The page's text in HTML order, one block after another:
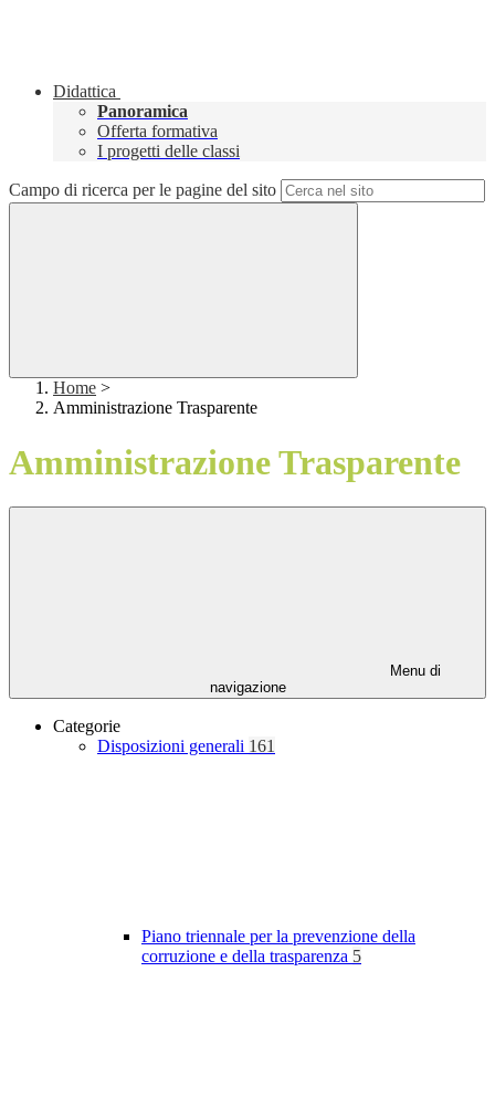
Didattica
Panoramica
Offerta formativa
I progetti delle classi
Campo di ricerca per le pagine del sito
Home >
Amministrazione Trasparente
Amministrazione Trasparente
Menu di
navigazione
Categorie
Disposizioni generali 161
Piano triennale per la prevenzione della
corruzione e della trasparenza 5